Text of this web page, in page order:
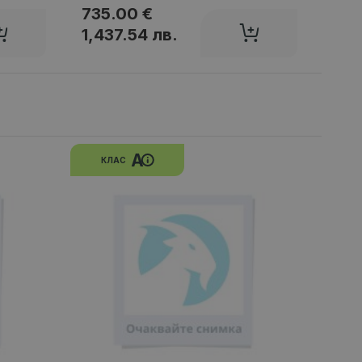
735.00 €
1,437.54 лв.
КЛАС A